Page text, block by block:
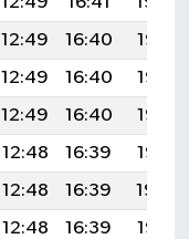
12:49 16:40
19:58
12:49 16:40
19:57
12:49 16:40
19:56
12:48 16:39
19:55
12:48 16:39
19:54
12:48 16:39
19:53